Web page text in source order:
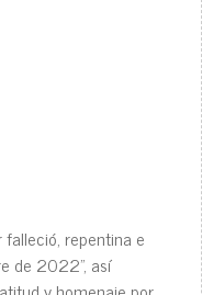
falleció, repentina e
de 2022”, así